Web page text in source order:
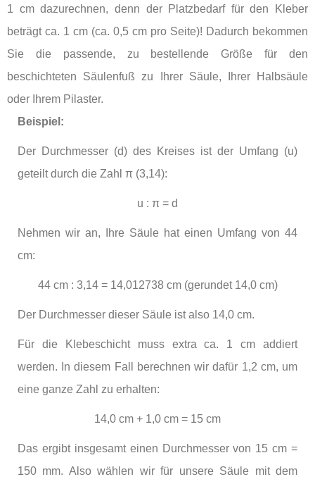
1 cm dazurechnen, denn der Platzbedarf für den Kleber
beträgt ca. 1 cm (ca. 0,5 cm pro Seite)! Dadurch bekommen
Sie die passende, zu bestellende Größe für den
beschichteten Säulenfuß zu Ihrer Säule, Ihrer Halbsäule
oder Ihrem Pilaster.
Beispiel:
Der Durchmesser (d) des Kreises ist der Umfang (u)
geteilt durch die Zahl π (3,14):
u : π = d
Nehmen wir an, Ihre Säule hat einen Umfang von 44
cm:
44 cm : 3,14 = 14,012738 cm (gerundet 14,0 cm)
Der Durchmesser dieser Säule ist also 14,0 cm.
Für die Klebeschicht muss extra ca. 1 cm addiert
werden. In diesem Fall berechnen wir dafür 1,2 cm, um
eine ganze Zahl zu erhalten:
14,0 cm + 1,0 cm = 15 cm
Das ergibt insgesamt einen Durchmesser von 15 cm =
150 mm. Also wählen wir für unsere Säule mit dem